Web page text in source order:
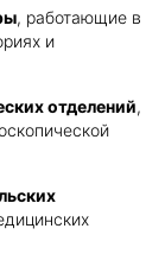
, работающие в
и
отделений,